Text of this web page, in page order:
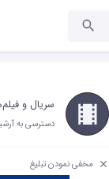
سریال و
دسترسی به
مخفی نمودن تبلیغ